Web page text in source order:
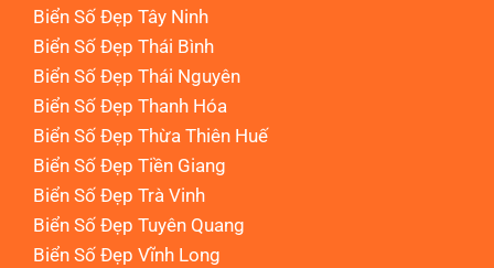
Biển Số Đẹp Tây Ninh
Biển Số Đẹp Thái Bình
Biển Số Đẹp Thái Nguyên
Biển Số Đẹp Thanh Hóa
Biển Số Đẹp Thừa Thiên Huế
Biển Số Đẹp Tiền Giang
Biển Số Đẹp Trà Vinh
Biển Số Đẹp Tuyên Quang
Biển Số Đẹp Vĩnh Long